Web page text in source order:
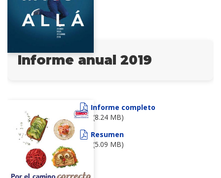
Informe anual 2019
Informe completo
(8.24 MB)
Resumen
(5.09 MB)